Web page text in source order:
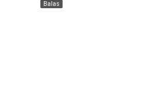
Balas